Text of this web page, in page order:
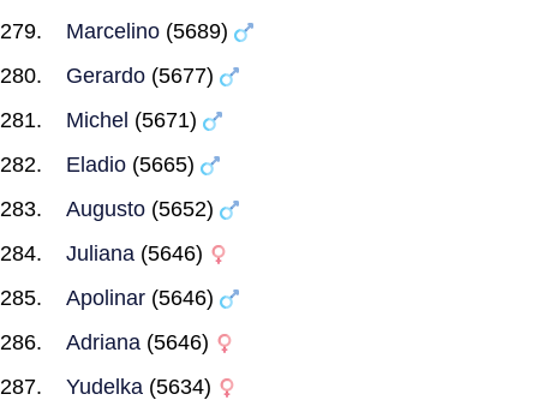
Marcelino (5689)
Gerardo (5677)
Michel (5671)
Eladio (5665)
Augusto (5652)
Juliana (5646)
Apolinar (5646)
Adriana (5646)
Yudelka (5634)